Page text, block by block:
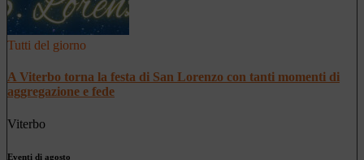
Tutti del giorno
A Viterbo torna la festa di San Lorenzo con tanti momenti di
aggregazione e fede
Viterbo
Eventi di agosto